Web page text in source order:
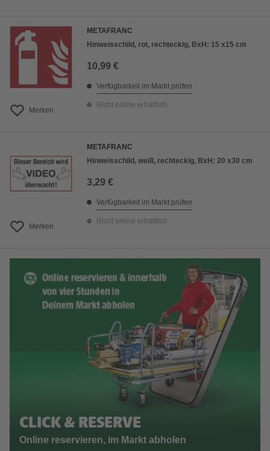
Merken
METAFRANC
Hinweisschild, rot, rechteckig, BxH: 15 x15 cm
10,99 €
Verfügbarkeit im Markt prüfen
Nicht online erhältlich
Merken
METAFRANC
Hinweisschild, weiß, rechteckig, BxH: 20 x30 cm
3,29 €
Verfügbarkeit im Markt prüfen
Nicht online erhältlich
CLICK & RESERVE
Online reservieren, im Markt abholen